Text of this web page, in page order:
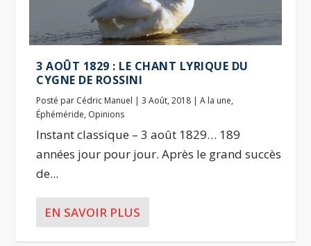
3 AOÛT 1829 : LE CHANT LYRIQUE DU
CYGNE DE ROSSINI
Posté par Cédric Manuel |3 Août, 2018 |A la une,
Éphéméride, Opinions
Instant classique – 3 août 1829… 189
années jour pour jour. Après le grand succès
de...
EN SAVOIR PLUS